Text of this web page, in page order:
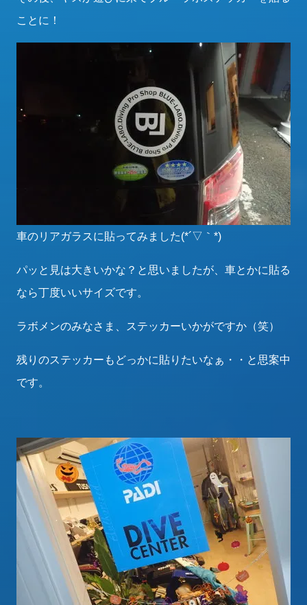
ことに！
車のリアガラスに貼ってみました(*´▽｀*)
パッと見は大きいかな？と思いましたが、車とかに貼る
なら丁度いいサイズです。
ラボメンのみなさま、ステッカーいかがですか（笑）
残りのステッカーもどっかに貼りたいなぁ・・と思案中
です。